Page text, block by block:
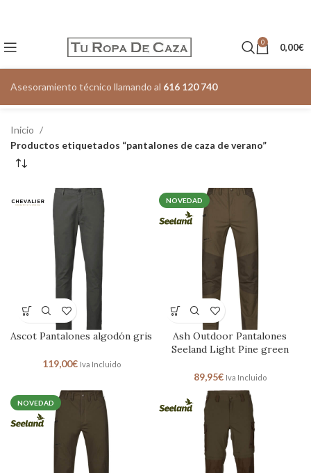
0 0,00€
Asesoramiento técnico llamando al 616 120 740
Inicio
Productos etiquetados “pantalones de caza de verano”
Ascot Pantalones algodón gris
119,00€ Iva Incluido
NOVEDAD
Ash Outdoor Pantalones
Seeland Light Pine green
89,95€ Iva Incluido
NOVEDAD